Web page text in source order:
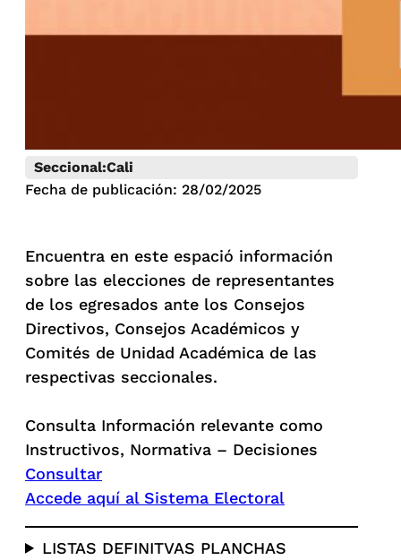
Seccional:Cali
Fecha de publicación: 28/02/2025
Encuentra en este espació información
sobre las elecciones de representantes
de los egresados ante los Consejos
Directivos, Consejos Académicos y
Comités de Unidad Académica de las
respectivas seccionales.
Consulta Información relevante como
Instructivos, Normativa – Decisiones
Consultar
Accede aquí al Sistema Electoral
LISTAS DEFINITVAS PLANCHAS